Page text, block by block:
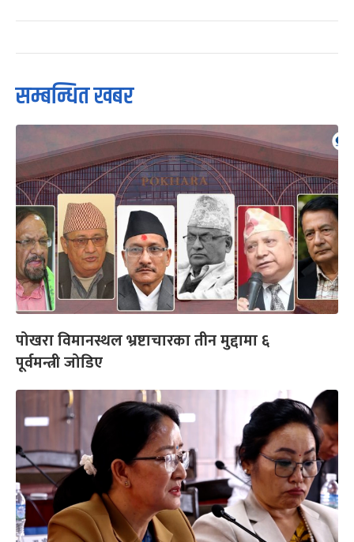
सम्बन्धित खबर
पोखरा विमानस्थल भ्रष्टाचारका तीन मुद्दामा ६
पूर्वमन्त्री जोडिए